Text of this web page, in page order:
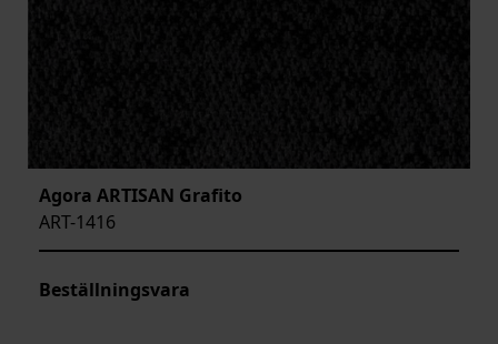
Agora ARTISAN Grafito
ART-1416
Beställningsvara